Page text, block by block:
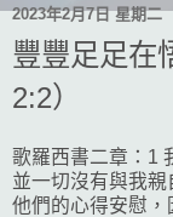
2023年2月7日 星期二
豐豐足足在
2:2）
歌羅西書二章：1
並一切沒有與我親
他們的心得安慰